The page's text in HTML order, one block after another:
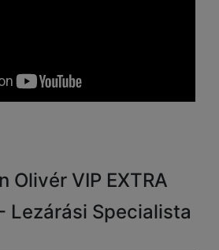
Olivér VIP EXTRA
Lezárási Specialista